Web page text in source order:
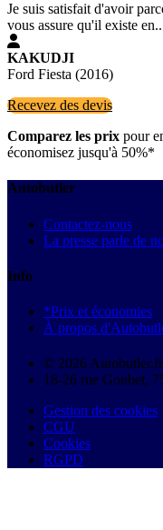
Je suis satisfait d'avoir
vous assure qu'il existe
KAKUDJI
Ford Fiesta (2016)
Recevez des devis
Comparez les prix pour
économisez jusqu'à 50%*
Autobutler
Contactez-nous
La presse parle de
Info
*Prix et économies
À propos
© 2026 Autobutler.fr
18-26 rue Goubet,
Gestion des cookies
CGU
Cookies
RGPD